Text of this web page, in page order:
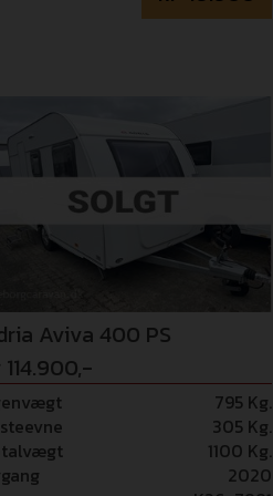
Aviva 400 PS
795 Kg.
305 Kg.
1100 Kg.
2020